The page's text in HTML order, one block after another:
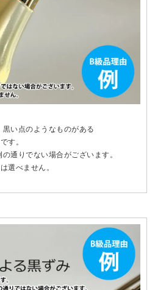
い点のようなものがある
す。
通りでない場合がございます。
選べません。